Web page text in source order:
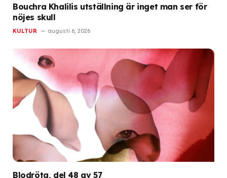
Bouchra Khalilis utställning är inget man ser för
nöjes skull
KULTUR augusti 6, 2026
Blodröta, del 48 av 57